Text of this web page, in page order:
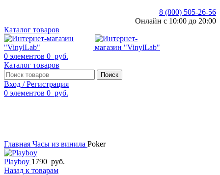
8 (800) 505-26-56
Онлайн с 10:00 до 20:00
Каталог товаров
0 элементов 0 руб.
Каталог товаров
Поиск
Вход / Регистрация
0 элементов 0 руб.
Главная Часы из винила Poker
Playboy 1790 руб.
Назад к товарам